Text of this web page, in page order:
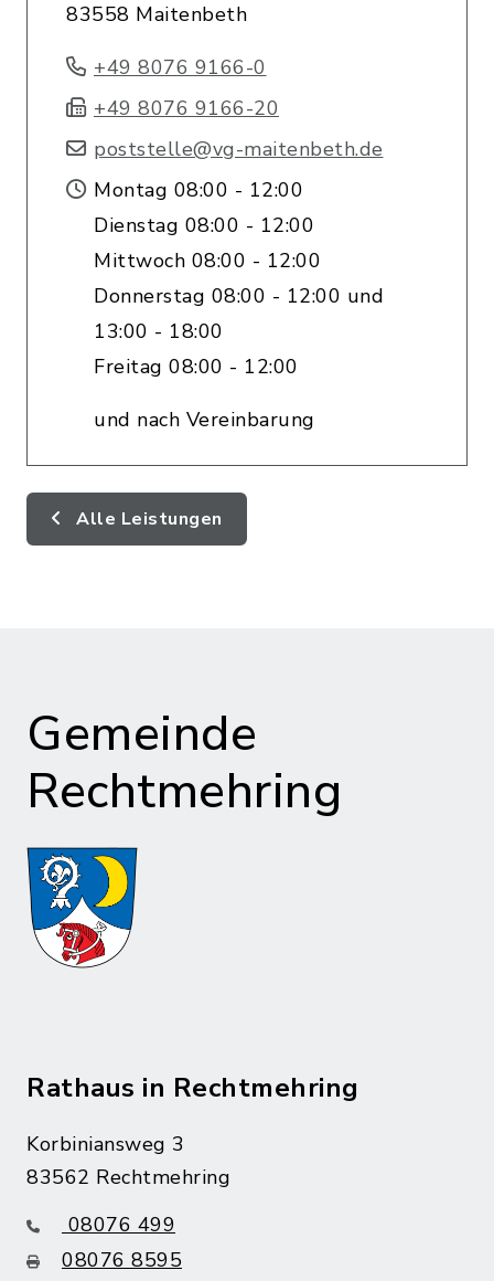
83558 Maitenbeth
+49 8076 9166-0
+49 8076 9166-20
poststelle@vg-maitenbeth.de
Montag 08:00 - 12:00
Dienstag 08:00 - 12:00
Mittwoch 08:00 - 12:00
Donnerstag 08:00 - 12:00 und
13:00 - 18:00
Freitag 08:00 - 12:00
und nach Vereinbarung
Alle Leistungen
Gemeinde
Rechtmehring
Rathaus in Rechtmehring
Korbiniansweg 3
83562 Rechtmehring
08076 499
08076 8595